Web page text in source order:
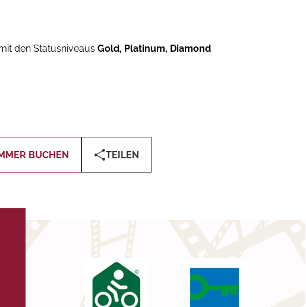
den Statusniveaus Gold, Platinum, Diamond
BUCHEN TEILEN